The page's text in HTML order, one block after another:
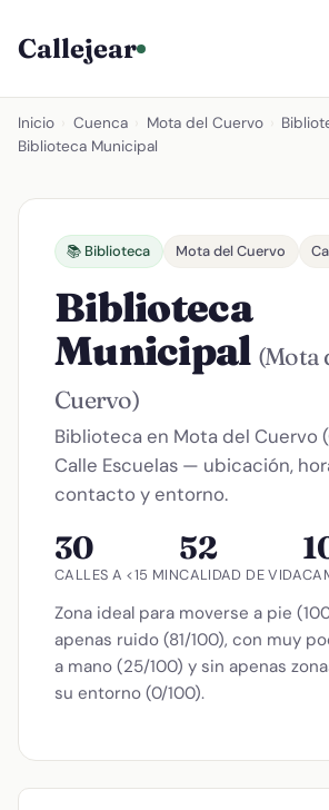
Callejear
Inicio Cuenca Mota del Cuervo
Biblioteca Municipal
📚 Biblioteca Mota del Cuervo
Biblioteca
Municipal (Mota
Cuervo)
Biblioteca en Mota del Cuervo
Calle Escuelas — ubicación,
contacto y entorno.
30
CALLES A <15 MIN
52
CALIDAD DE VIDA
Zona ideal para moverse a pie
apenas ruido (81/100), con muy
a mano (25/100) y sin apenas
su entorno (0/100).